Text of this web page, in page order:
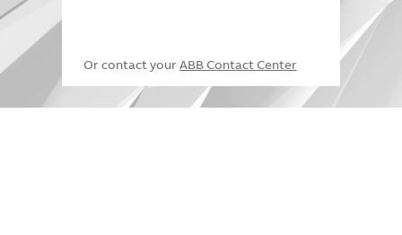
Or contact your ABB Contact Center